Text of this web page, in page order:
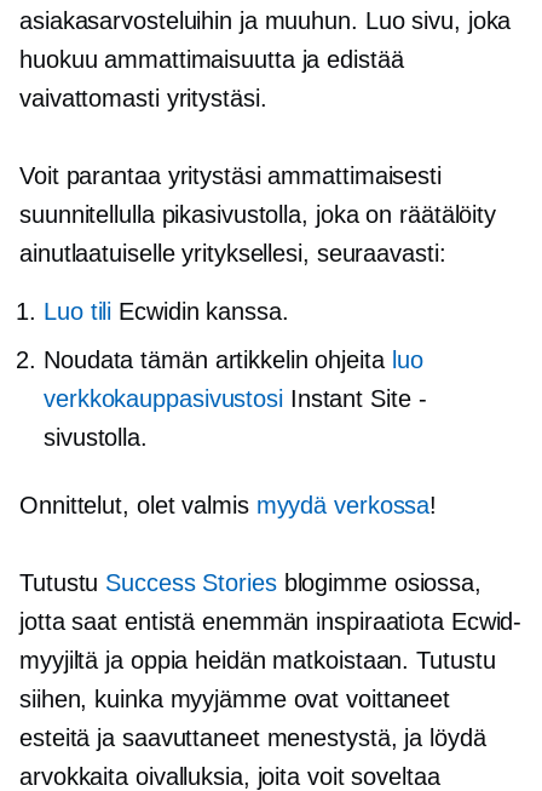
asiakasarvosteluihin ja muuhun. Luo sivu, joka
huokuu ammattimaisuutta ja edistää
vaivattomasti yritystäsi.
Voit parantaa yritystäsi ammattimaisesti
suunnitellulla pikasivustolla, joka on räätälöity
ainutlaatuiselle yrityksellesi, seuraavasti:
Luo tili Ecwidin kanssa.
Noudata tämän artikkelin ohjeita luo
verkkokauppasivustosiInstant Site -
sivustolla.
Onnittelut, olet valmis myydä verkossa!
Tutustu Success Storiesblogimme osiossa,
jotta saat entistä enemmän inspiraatiota Ecwid-
myyjiltä ja oppia heidän matkoistaan. Tutustu
siihen, kuinka myyjämme ovat voittaneet
esteitä ja saavuttaneet menestystä, ja löydä
arvokkaita oivalluksia, joita voit soveltaa